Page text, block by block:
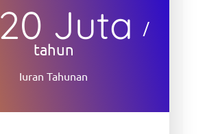
20 Juta
/
tahun
Iuran Tahunan